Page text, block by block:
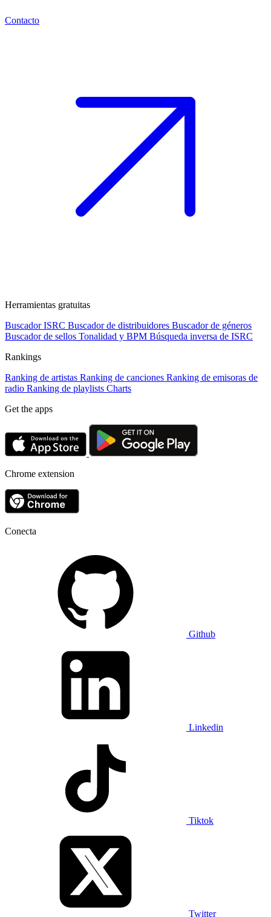
Contacto
Herramientas gratuitas
Buscador ISRC Buscador de distribuidores Buscador de géneros
Buscador de sellos Tonalidad y BPM Búsqueda inversa de ISRC
Rankings
Ranking de artistas Ranking de canciones Ranking de emisoras de
radio Ranking de playlists Charts
Get the apps
Chrome extension
Conecta
Github
Linkedin
Tiktok
Twitter